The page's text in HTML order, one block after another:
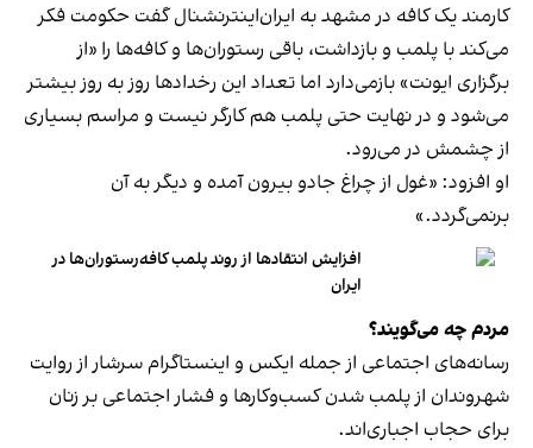
کارمند یک کافه در مشهد به ایران‌اینترنشنال گفت حکومت فکر
می‌کند با پلمب و بازداشت، باقی رستوران‌ها و کافه‌ها را «از
برگزاری ایونت» بازمی‌دارد اما تعداد این رخدادها روز به روز بیشتر
می‌شود و در نهایت حتی پلمب هم کارگر نیست و مراسم بسیاری
از چشمش در می‌رود.
او افزود: «غول از چراغ جادو بیرون آمده و دیگر به آن
برنمی‎‌گردد.»
افزایش انتقادها از روند پلمب کافه‌رستوران‌ها در
ایران
مردم چه می‌گویند؟
رسانه‎‌های اجتماعی از جمله ایکس و اینستاگرام سرشار از روایت
شهروندان از پلمب شدن کسب‌وکارها و فشار اجتماعی بر زنان
برای حجاب اجباری‌اند.